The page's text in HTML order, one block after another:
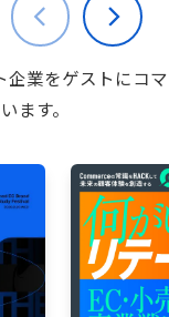
企業をゲストにコマ
ます。